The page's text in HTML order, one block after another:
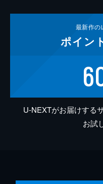
最新作の
ポイン
U-NEXTがお届けする
お試